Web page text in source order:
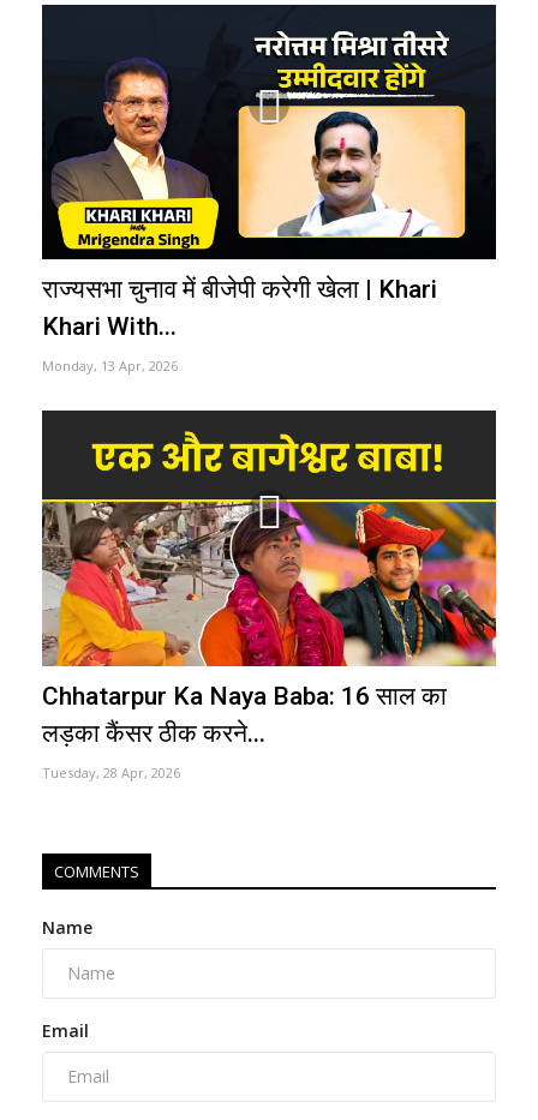
राज्यसभा चुनाव में बीजेपी करेगी खेला | Khari
Khari With...
Monday, 13 Apr, 2026
Chhatarpur Ka Naya Baba: 16 साल का
लड़का कैंसर ठीक करने...
Tuesday, 28 Apr, 2026
COMMENTS
Name
Email